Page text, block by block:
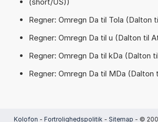
Regner: Omregn Da til Tola (Dalton
Regner: Omregn Da til u (Dalton til
Regner: Omregn Da til kDa (Dalton
Regner: Omregn Da til MDa (Dalton
Kolofon - Fortrolighedspolitik - Sitemap - ©